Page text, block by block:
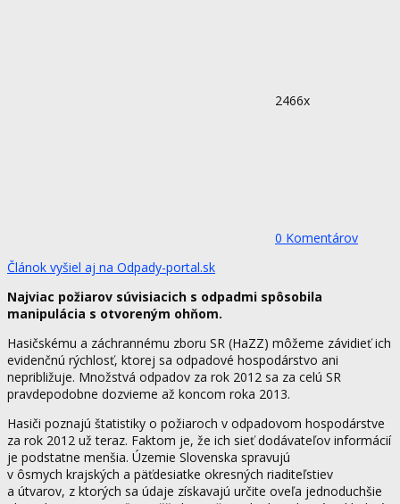
2466x
0 Komentárov
Článok vyšiel aj na Odpady-portal.sk
Najviac požiarov súvisiacich s odpadmi spôsobila
manipulácia s otvoreným ohňom.
Hasičskému a záchrannému zboru SR (HaZZ) môžeme závidieť ich
evidenčnú rýchlosť, ktorej sa odpadové hospodárstvo ani
nepribližuje. Množstvá odpadov za rok 2012 sa za celú SR
pravdepodobne dozvieme až koncom roka 2013.
Hasiči poznajú štatistiky o požiaroch v odpadovom hospodárstve
za rok 2012 už teraz. Faktom je, že ich sieť dodávateľov informácií
je podstatne menšia. Územie Slovenska spravujú
v ôsmych krajských a päťdesiatke okresných riaditeľstiev
a útvarov, z ktorých sa údaje získavajú určite oveľa jednoduchšie